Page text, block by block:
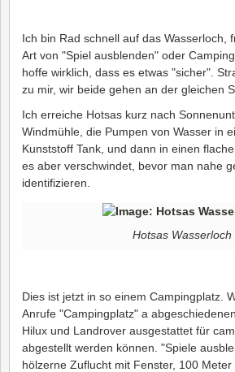
Ich bin Rad schnell auf das Wasserloch,
Art von "Spiel ausblenden" oder
hoffe wirklich, dass es etwas "sicher".
zu mir, wir beide gehen an der gleichen
Ich erreiche Hotsas kurz nach
Windmühle, die Pumpen von Wasser in
Kunststoff Tank, und dann in einen
es aber verschwindet, bevor man nahe
identifizieren.
Hotsas Wasserloch
Dies ist jetzt in so einem Campingplatz.
Anrufe "Campingplatz" a
Hilux und Landrover ausgestattet für
abgestellt werden können. "Spiele
hölzerne Zuflucht mit Fenster, 100